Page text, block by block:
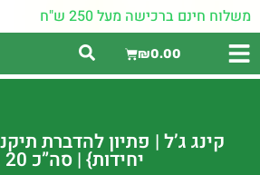
משלוח חינם ברכישה מעל 250 ש"ח
₪0.00
יחידות} | סה”כ 20 גרם